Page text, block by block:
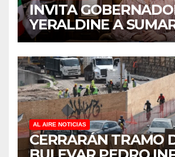
INVITA
YERALDINE A
JORNADA
REFORESTACIÓN;
PLANTARÁN 6.6
DE ÁRBOLES
AL AIRE NOTICIAS
CERRARÁN TRAMO